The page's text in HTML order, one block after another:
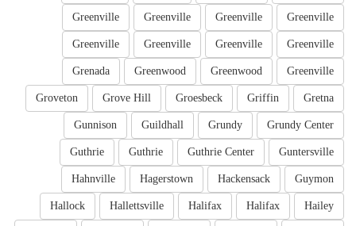
Greenville
Greenville
Greenville
Greenville
Greenville
Greenville
Greenville
Greenville
Greenville
Greenwood
Greenwood
Grenada
Gretna
Griffin
Groesbeck
Grove Hill
Groveton
Grundy Center
Grundy
Guildhall
Gunnison
Guntersville
Guthrie Center
Guthrie
Guthrie
Guymon
Hackensack
Hagerstown
Hahnville
Hailey
Halifax
Halifax
Hallettsville
Hallock